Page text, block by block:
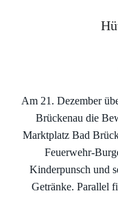
Am 21. Dezember
Brückenau die
Marktplatz Bad
Feuerwehr-
Kinderpunsch und
Getränke. Parallel